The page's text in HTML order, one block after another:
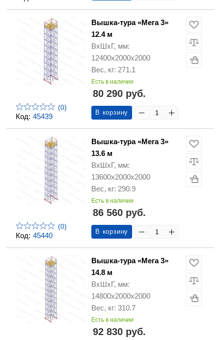
Код: 45439
(0)
Вышка-тура «Мега 3»
12.4 м
ВхШхГ, мм:
12400х2000х2000
Вес, кг: 271.1
Есть в наличии
80 290 руб.
В корзину
Код: 45440
(0)
Вышка-тура «Мега 3»
13.6 м
ВхШхГ, мм:
13600х2000х2000
Вес, кг: 290.9
Есть в наличии
86 560 руб.
В корзину
Вышка-тура «Мега 3»
14.8 м
ВхШхГ, мм:
14800х2000х2000
Вес, кг: 310.7
Есть в наличии
92 830 руб.